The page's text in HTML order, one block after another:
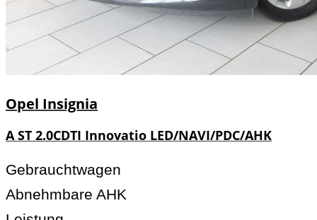
Opel Insignia
A ST 2.0CDTI Innovatio LED/NAVI/PDC/AHK
Gebrauchtwagen
Abnehmbare AHK